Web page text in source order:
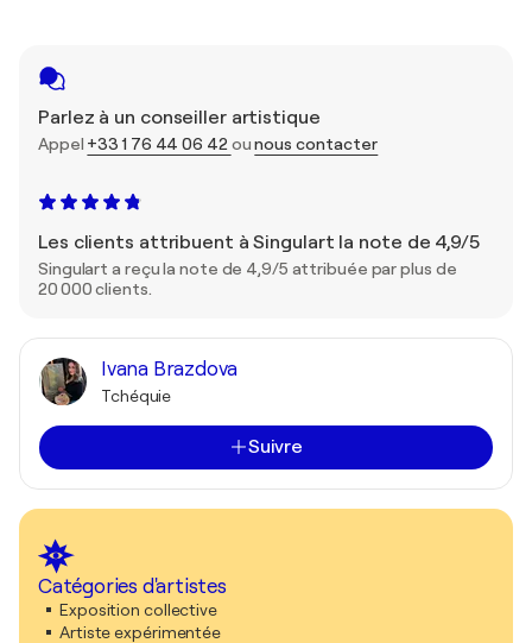
Parlez à un conseiller artistique
Appel +33 1 76 44 06 42 ounous contacter
Les clients attribuent à Singulart la note de 4,9/5
Singulart a reçu la note de 4,9/5 attribuée par plus de
20 000 clients.
Ivana Brazdova
Tchéquie
Suivre
Catégories d'artistes
Exposition collective
Artiste expérimentée